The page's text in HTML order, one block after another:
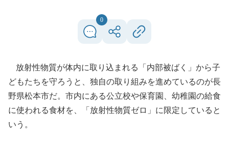
0
放射性物質が体内に取り込まれる「内部被ばく」から子
どもたちを守ろうと、独自の取り組みを進めているのが長
野県松本市だ。市内にある公立校や保育園、幼稚園の給食
に使われる食材を、「放射性物質ゼロ」に限定していると
いう。